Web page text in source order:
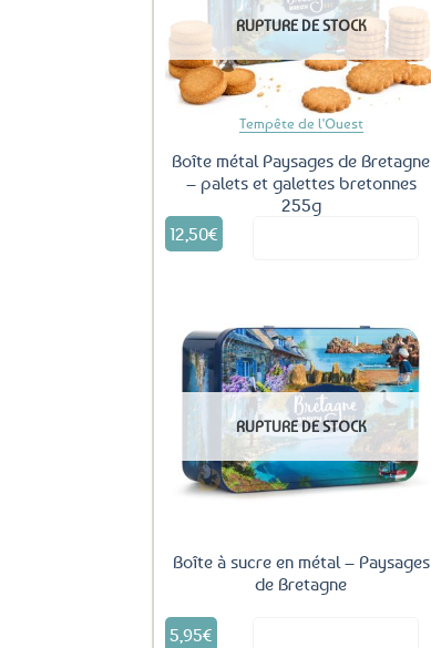
aux
favoris
RUPTURE DE STOCK
Tempête de l'Ouest
Boîte métal Paysages de Bretagne
– palets et galettes bretonnes
255g
12,50€
Ajouter
aux
favoris
RUPTURE DE STOCK
Boîte à sucre en métal – Paysages
de Bretagne
5,95€